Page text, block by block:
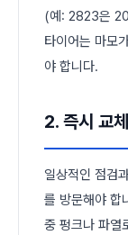
(예: 2823은
타이어는 마모
야 합니다.
2. 즉시 교
일상적인 점검
를 방문해야 합
중 펑크나 파열